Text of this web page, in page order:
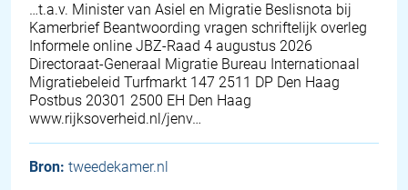
…t.a.v. Minister van Asiel en Migratie Beslisnota bij
Kamerbrief Beantwoording vragen schriftelijk overleg
Informele online JBZ-Raad 4 augustus 2026
Directoraat-Generaal Migratie Bureau Internationaal
Migratiebeleid Turfmarkt 147 2511 DP Den Haag
Postbus 20301 2500 EH Den Haag
www.rijksoverheid.nl/jenv…
Bron: tweedekamer.nl